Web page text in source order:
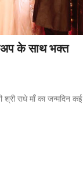
के साथ भक्त
श्री राधे माँ का जन्मदिन कई